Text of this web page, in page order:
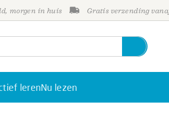
morgen in huis Gratis verzending
lerenNu lezen